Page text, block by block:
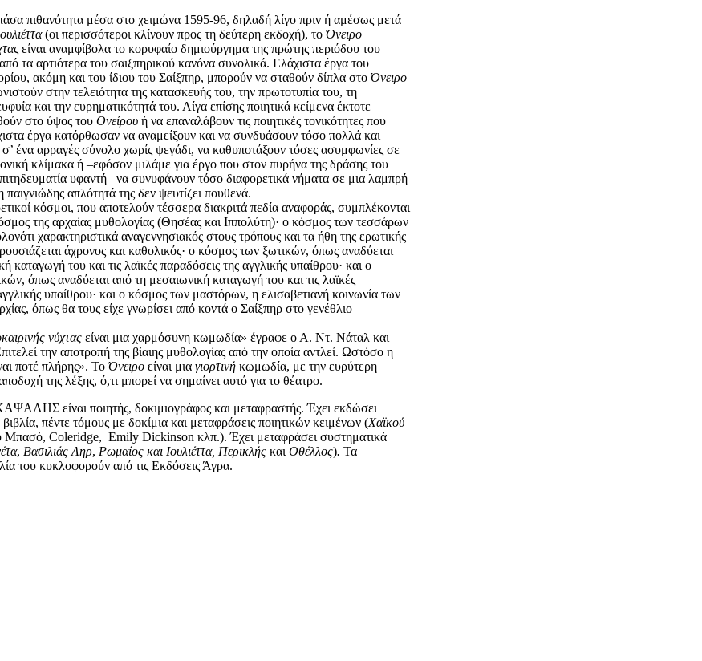
πιθανότητα μέσα στο χειμώνα 1595-96, δηλαδή λίγο πριν ή αμέσως μετά
(οι περισσότεροι κλίνουν προς τη δεύτερη εκδοχή), το Όνειρο
ς είναι αναμφίβολα το κορυφαίο δημιούργημα της πρώτης περιόδου του
τα αρτιότερα του σαιξπηρικού κανόνα συνολικά. Ελάχιστα έργα του
ακόμη και του ίδιου του Σαίξπηρ, μπορούν να σταθούν δίπλα στο Όνειρο
στην τελειότητα της κατασκευής του, την πρωτοτυπία του, τη
και την ευρηματικότητά του. Λίγα επίσης ποιητικά κείμενα έκτοτε
στο ύψος του Ονείρου ή να επαναλάβουν τις ποιητικές τονικότητες που
έργα κατόρθωσαν να αναμείξουν και να συνδυάσουν τόσο πολλά και
σ’ ένα αρραγές σύνολο χωρίς ψεγάδι, να καθυποτάξουν τόσες ασυμφωνίες σε
κλίμακα ή –εφόσον μιλάμε για έργο που στον πυρήνα της δράσης του
υφαντή– να συνυφάνουν τόσο διαφορετικά νήματα σε μια λαμπρή
απλότητά της δεν ψευτίζει πουθενά.
κόσμοι, που αποτελούν τέσσερα διακριτά πεδία αναφοράς, συμπλέκονται
της αρχαίας μυθολογίας (Θησέας και Ιππολύτη)· ο κόσμος των τεσσάρων
χαρακτηριστικά αναγεννησιακός στους τρόπους και τα ήθη της ερωτικής
άχρονος και καθολικός· ο κόσμος των ξωτικών, όπως αναδύεται
καταγωγή του και τις λαϊκές παραδόσεις της αγγλικής υπαίθρου· και ο
όπως αναδύεται από τη μεσαιωνική καταγωγή του και τις λαϊκές
υπαίθρου· και ο κόσμος των μαστόρων, η ελισαβετιανή κοινωνία των
όπως θα τους είχε γνωρίσει από κοντά ο Σαίξπηρ στο γενέθλιο
νύχτας είναι μια χαρμόσυνη κωμωδία» έγραφε ο Α. Ντ. Νάταλ και
την αποτροπή της βίαιης μυθολογίας από την οποία αντλεί. Ωστόσο η
ποτέ πλήρης». Το Όνειρο είναι μια γιορτινή κωμωδία, με την ευρύτερη
της λέξης, ό,τι μπορεί να σημαίνει αυτό για το θέατρο.
είναι ποιητής, δοκιμιογράφος και μεταφραστής. Έχει εκδώσει
βιβλία, πέντε τό­μους με δοκίμια και μεταφράσεις ποιητικών κειμένων (Χαϊκού
Μπασό, Coleridge, Emily Dickinson κλπ.). Έχει μεταφράσει συστηματικά
, Βασιλιάς Ληρ, Ρωμαίος και Ιουλιέττα, Περικλής και Οθέλλος). Τα
του κυκλοφορούν από τις Εκδόσεις Άγρα.